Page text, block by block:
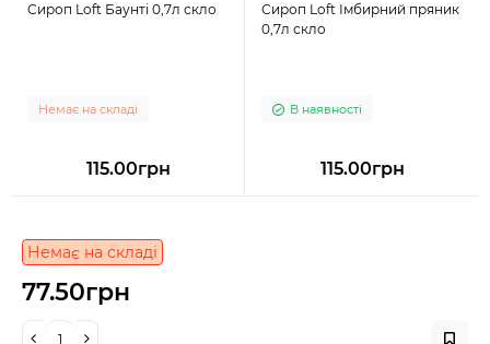
Сироп Loft Баунті 0,7л скло
Немає на складі
115.00грн
Сироп Loft Імбирний пряник
0,7л скло
В наявності
115.00грн
Немає на складі
77.50грн